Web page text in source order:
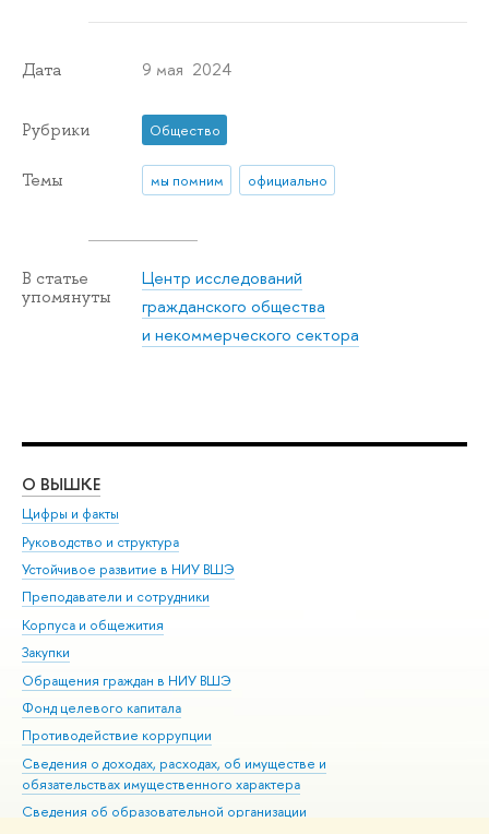
Дата 9 мая 2024
Рубрики Общество
Темы мы помним официально
В статье
упомянуты
Центр исследований
гражданского общества
и некоммерческого сектора
О ВЫШКЕ
Цифры и факты
Руководство и структура
Устойчивое развитие в НИУ ВШЭ
Преподаватели и сотрудники
Корпуса и общежития
Закупки
Обращения граждан в НИУ ВШЭ
Фонд целевого капитала
Противодействие коррупции
Сведения о доходах, расходах, об имуществе и
обязательствах имущественного характера
Сведения об образовательной организации